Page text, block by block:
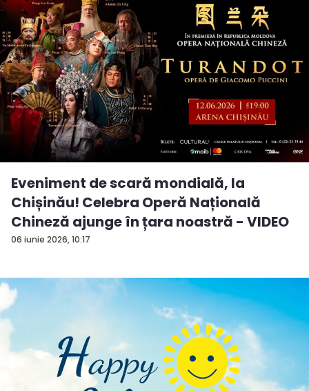
06 iunie 2026, 10:17
Eveniment de scară mondială, la
Chișinău! Celebra Operă Națională
Chineză ajunge în țara noastră - VIDEO